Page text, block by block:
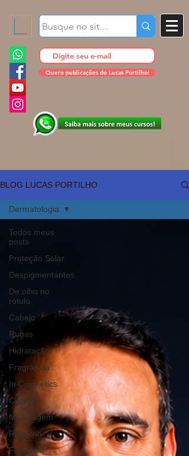
Quero publicações do Lucas Portilho!
BLOG LUCAS PORTILHO
Todos meus
posts
Proteção Solar
Despigmentantes
De olho no
rótulo
Cabelo
Rugas
Hidratação
Fragrância
In Cosmetics
Cursos
Maquiagem
Rosacea
Farmácia
Dermatologia